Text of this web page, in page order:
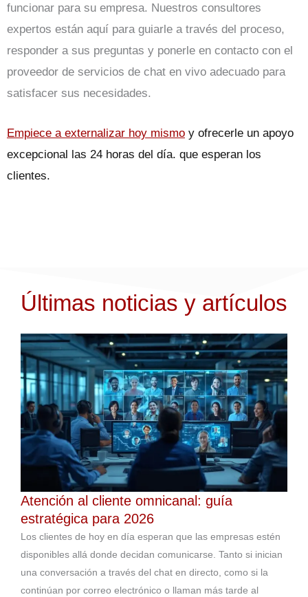
funcionar para su empresa. Nuestros consultores
expertos están aquí para guiarle a través del proceso,
responder a sus preguntas y ponerle en contacto con el
proveedor de servicios de chat en vivo adecuado para
satisfacer sus necesidades.
Empiece a externalizar hoy mismo y ofrecerle un apoyo
excepcional las 24 horas del día. que esperan los
clientes.
Últimas noticias y artículos
Atención al cliente omnicanal: guía
estratégica para 2026
Los clientes de hoy en día esperan que las empresas estén
disponibles allá donde decidan comunicarse. Tanto si inician
una conversación a través del chat en directo, como si la
continúan por correo electrónico o llaman más tarde al